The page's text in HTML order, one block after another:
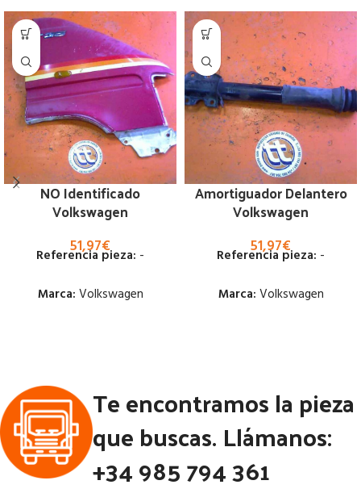
NO Identificado
Volkswagen
51,97€
Referencia pieza: -
Marca: Volkswagen
Notas:
Código Pieza:
92340
Amortiguador Delantero
Volkswagen
51,97€
Referencia pieza: -
Marca: Volkswagen
Notas:
Código Pieza:
Te encontramos la pieza
que buscas. Llámanos:
+34 985 794 361